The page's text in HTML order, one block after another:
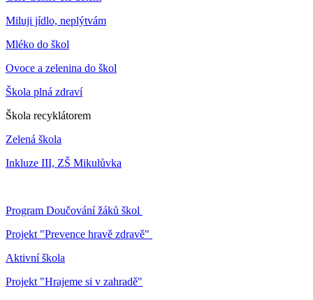
Miluji jídlo, neplýtvám
Mléko do škol
Ovoce a zelenina do škol
Škola plná zdraví
Škola recyklátorem
Zelená škola
Inkluze III, ZŠ Mikulůvka
Program Doučování žáků škol
Projekt "Prevence hravě zdravě"
Aktivní škola
Projekt "Hrajeme si v zahradě"